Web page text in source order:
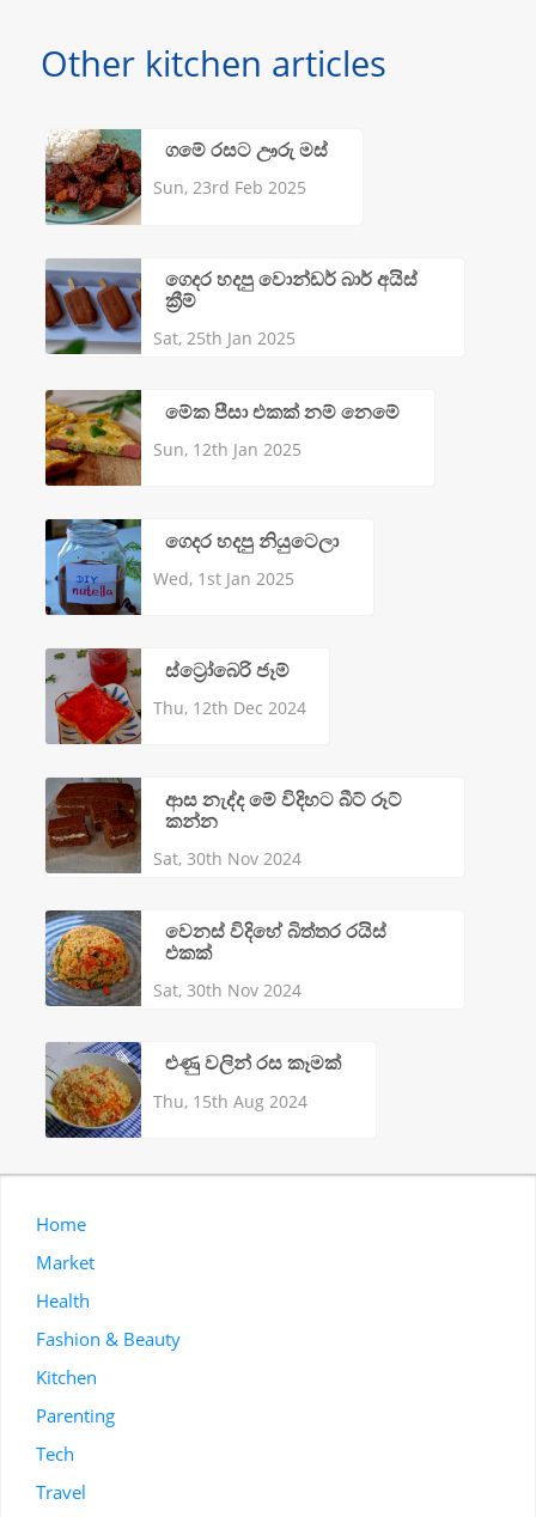
Other kitchen articles
ගමේ රසට ඌරු මස්
Sun, 23rd Feb 2025
ගෙදර හදපු වොන්ඩර් බාර් අයිස්
ක්‍රීම්
Sat, 25th Jan 2025
මේක පීසා එකක් නම් නෙමේ
Sun, 12th Jan 2025
ගෙදර හදපු නියුටෙලා
Wed, 1st Jan 2025
ස්ට්‍රෝබෙරි ජෑම්
Thu, 12th Dec 2024
ආස නැද්ද මේ විදිහට බීට් රූට්
කන්න
Sat, 30th Nov 2024
වෙනස් විදිහේ බිත්තර රයිස්
එකක්
Sat, 30th Nov 2024
ළුණු වලින් රස කෑමක්
Thu, 15th Aug 2024
Home
Market
Health
Fashion & Beauty
Kitchen
Parenting
Tech
Travel